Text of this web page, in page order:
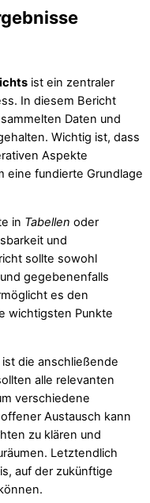
ist ein zentraler
In diesem Bericht
Daten und
Wichtig ist, dass
Aspekte
eine fundierte Grundlage
in Tabellen oder
und
sollte sowohl
gegebenenfalls
es den
wichtigsten Punkte
die anschließende
alle relevanten
verschiedene
Austausch kann
zu klären und
Letztendlich
auf der zukünftige